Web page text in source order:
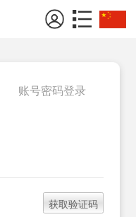
账号密码登录
获取验证码